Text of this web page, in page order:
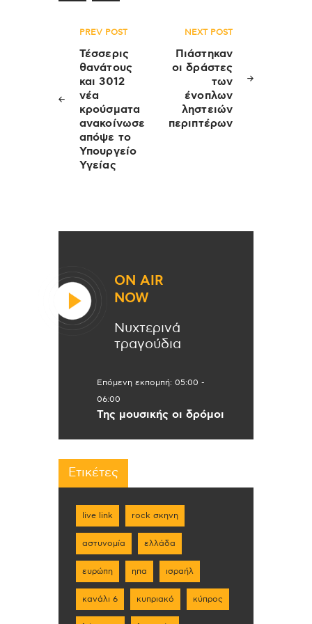
Πλοήγηση
άρθρων
PREV POST
Τέσσερις
θανάτους
και 3012
νέα
κρούσματα
ανακοίνωσε
απόψε το
Υπουργείο
Υγείας
NEXT POST
Πιάστηκαν
οι δράστες
των
ένοπλων
ληστειών
περιπτέρων
ON AIR
NOW
Νυχτερινά
τραγούδια
Επόμενη εκπομπή: 05:00 -
06:00
Της μουσικής οι δρόμοι
Ετικέτες
live link rock σκηνη
αστυνομία ελλάδα
ευρώπη ηπα ισραήλ
κανάλι 6 κυπριακό κύπρος